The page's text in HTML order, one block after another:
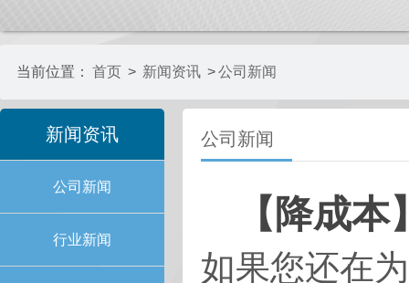
当前位置： 首页 > 新闻资讯 >公司新闻
新闻资讯
公司新闻
行业新闻
公司新闻
【降成
如果您还在